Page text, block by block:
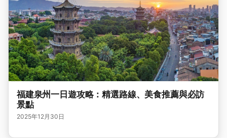
福建泉州一日遊攻略：精選路線、美食推薦與必訪
景點
2025年12月30日